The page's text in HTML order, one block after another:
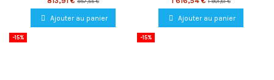
Ajouter au panier Ajouter au panier
-15% -15%